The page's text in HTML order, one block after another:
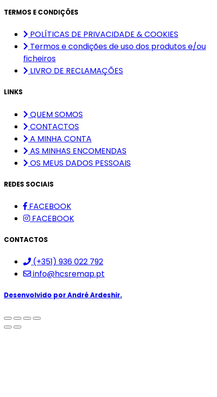
TERMOS E CONDIÇÕES
POLÍTICAS DE PRIVACIDADE & COOKIES
Termos e condições de uso dos produtos e/ou
ficheiros
LIVRO DE RECLAMAÇÕES
LINKS
QUEM SOMOS
CONTACTOS
A MINHA CONTA
AS MINHAS ENCOMENDAS
OS MEUS DADOS PESSOAIS
REDES SOCIAIS
FACEBOOK
FACEBOOK
CONTACTOS
(+351) 936 022 792
info@hcsremap.pt
Desenvolvido porAndré Ardeshir.